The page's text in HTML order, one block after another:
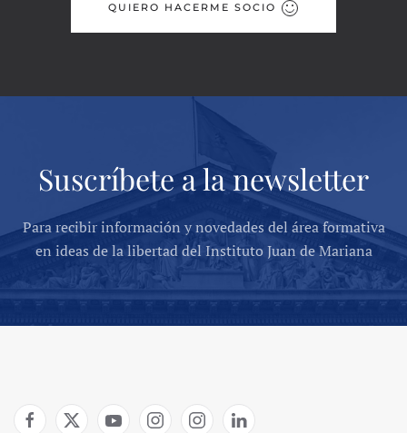
QUIERO HACERME SOCIO
Suscríbete a la newsletter
Para recibir información y novedades del área formativa
en ideas de la libertad del Instituto Juan de Mariana